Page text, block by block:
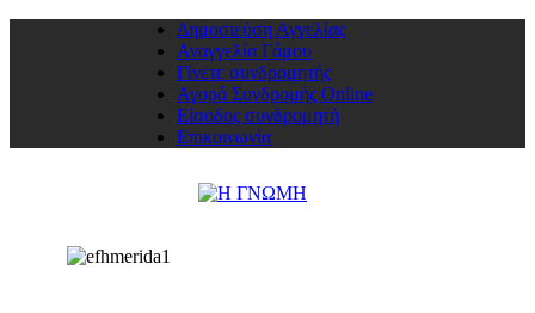
Δημοσιεύση Αγγελίας
Αναγγελία Γάμου
Γίνετε συνδρομητής
Αγορά Συνδρομής Online
Είσοδος συνδρομητή
Επικοινωνία